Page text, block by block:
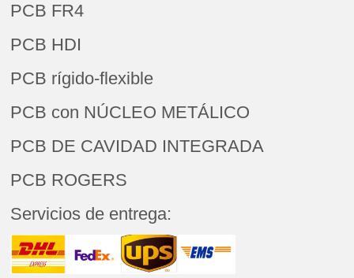
PCB FR4
PCB HDI
PCB rígido-flexible
PCB con NÚCLEO METÁLICO
PCB DE CAVIDAD INTEGRADA
PCB ROGERS
Servicios de entrega: